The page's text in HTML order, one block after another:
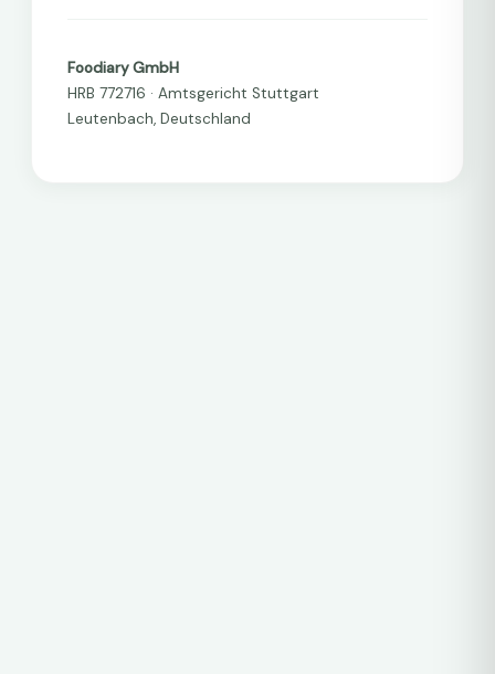
Foodiary GmbH
HRB 772716 · Amtsgericht Stuttgart
Leutenbach, Deutschland